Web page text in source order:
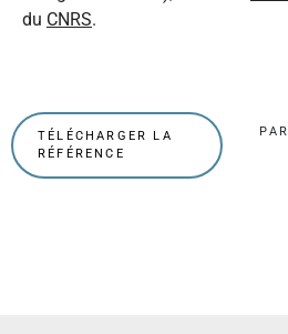
du CNRS.
TÉLÉCHARGER LA
RÉFÉRENCE